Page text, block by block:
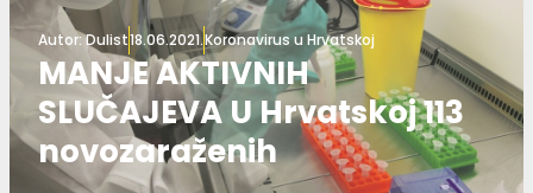
Autor:Dulist18.06.2021.Koronavirus u Hrvatskoj
MANJE AKTIVNIH
SLUČAJEVA U Hrvatskoj 113
novozaraženih